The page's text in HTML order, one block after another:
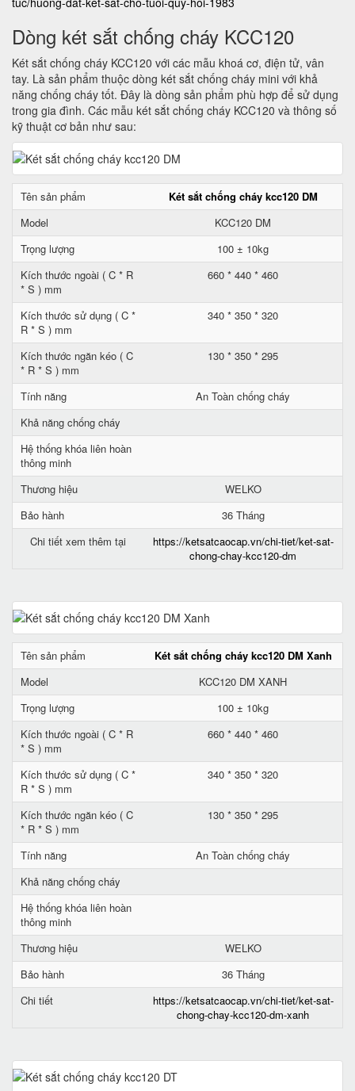
Dòng két sắt chống cháy KCC120
Két sắt chống cháy KCC120 với các mẫu khoá cơ, điện tử, vân
tay. Là sản phẩm thuộc dòng két sắt chống cháy mini với khả
năng chống cháy tốt. Đây là dòng sản phẩm phù hợp để sử dụng
trong gia đình. Các mẫu két sắt chống cháy KCC120 và thông số
kỹ thuật cơ bản như sau:
Tên sản phẩm
Két sắt chống cháy kcc120 DM
Model
KCC120 DM
Trọng lượng
100 ± 10kg
Kích thước ngoài ( C * R
* S ) mm
660 * 440 * 460
Kích thước sử dụng ( C *
R * S ) mm
340 * 350 * 320
Kích thước ngăn kéo ( C
* R * S ) mm
130 * 350 * 295
Tính năng
An Toàn chống cháy
Khả năng chống cháy
Hệ thống khóa liên hoàn
thông minh
Thương hiệu
WELKO
Bảo hành
36 Tháng
Chi tiết xem thêm tại
https://ketsatcaocap.vn/chi-tiet/ket-sat-
chong-chay-kcc120-dm
Tên sản phẩm
Két sắt chống cháy kcc120 DM Xanh
Model
KCC120 DM XANH
Trọng lượng
100 ± 10kg
Kích thước ngoài ( C * R
* S ) mm
660 * 440 * 460
Kích thước sử dụng ( C *
R * S ) mm
340 * 350 * 320
Kích thước ngăn kéo ( C
* R * S ) mm
130 * 350 * 295
Tính năng
An Toàn chống cháy
Khả năng chống cháy
Hệ thống khóa liên hoàn
thông minh
Thương hiệu
WELKO
Bảo hành
36 Tháng
Chi tiết
https://ketsatcaocap.vn/chi-tiet/ket-sat-
chong-chay-kcc120-dm-xanh